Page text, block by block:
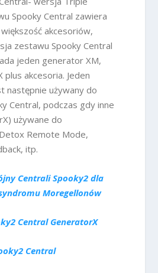
Spooky Central zawiera
akcesoriów,
zestawu Spooky Central
jeden generator XM,
akcesoria. Jeden
następnie używany do
Central, podczas gdy inne
używane do
Remote Mode,
itp.
Centrali Spooky2 dla
Moregellonów
Central GeneratorX
Central